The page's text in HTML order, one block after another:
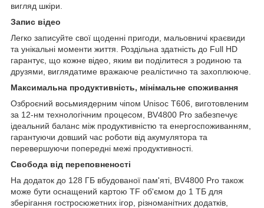
вигляд шкіри.
Запис відео
Легко записуйте свої щоденні пригоди, мальовничі краєвиди
та унікальні моменти життя. Роздільна здатність до Full HD
гарантує, що кожне відео, яким ви поділитеся з родиною та
друзями, виглядатиме вражаюче реалістично та захоплююче.
Максимальна продуктивність, мінімальне споживання
Озброєний восьмиядерним чіпом Unisoc T606, виготовленим
за 12-нм технологічним процесом, BV4800 Pro забезпечує
ідеальний баланс між продуктивністю та енергоспоживанням,
гарантуючи довший час роботи від акумулятора та
перевершуючи попередні межі продуктивності.
Свобода від переповненості
На додаток до 128 ГБ вбудованої пам'яті, BV4800 Pro також
може бути оснащений картою TF об'ємом до 1 ТБ для
зберігання гостросюжетних ігор, різноманітних додатків,